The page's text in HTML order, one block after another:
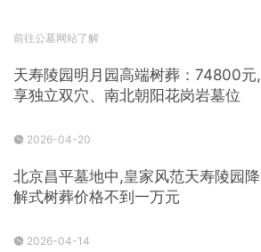
前往公墓网站了解
天寿陵园明月园高端树葬：74800元,
享独立双穴、南北朝阳花岗岩墓位
2026-04-20
北京昌平墓地中,皇家风范天寿陵园降
解式树葬价格不到一万元
2026-04-14